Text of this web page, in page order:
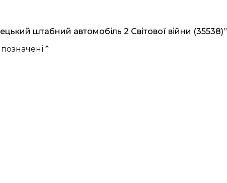
штабний автомобіль 2 Світової війни (35538)”
*